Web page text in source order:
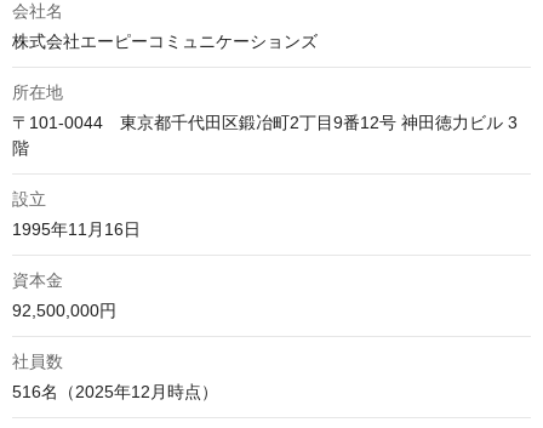
会社名
株式会社エーピーコミュニケーションズ
所在地
〒101-0044　東京都千代田区鍛冶町2丁目9番12号 神田徳力ビル 3
階
設立
1995年11月16日
資本金
92,500,000円
社員数
516名（2025年12月時点）